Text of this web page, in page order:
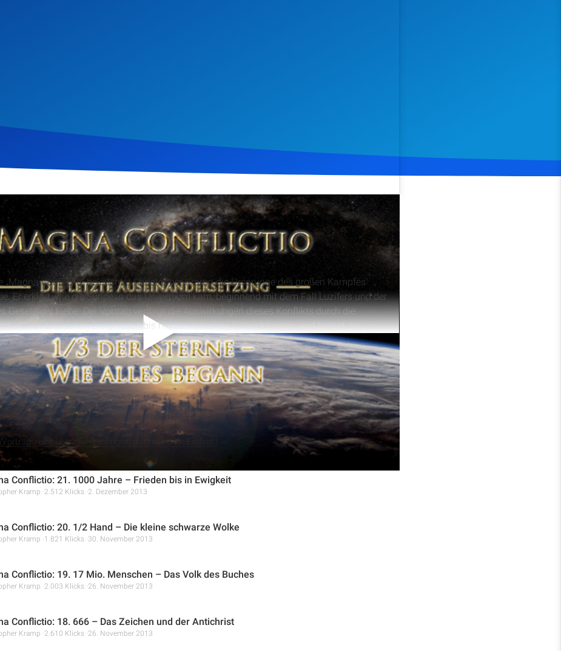
November 2013 1.342Klicks Download Teilen
„Magna Conflictio“ beleuchtet Christopher Kramp die Ursprünge des großen Kampfes
Er erklärt, wie die Sünde in das Universum kam, beginnend mit dem Fall Luzifers und der
Gesetz der Liebe. Der Vortrag verfolgt die Auswirkungen dieses Konflikts durch die
von biblischen Ereignissen bis hin zu weltlichen Entwicklungen, und betont die
Gesetz und der Erlösung durch Jesus Christus.
Conflictio“ mit Christopher Kramp wird die Ursprungsgeschichte des großen Kampfes
beleuchtet. Es wird erklärt, wie Sünde in das Universum kam, die Rolle Luzifers und die
für Himmel und Erde. Der Vortrag beleuchtet die göttliche Strategie, die Sünde zu
zu erlösen, und wie dies im Leben Jesu Christi gipfelte.
alles anzeigen
über die Kirchengeschichte und die Endzeit)
Conflictio: 21. 1000 Jahre – Frieden bis in Ewigkeit
Kramp 2.512 Klicks 2. Dezember 2013
Conflictio: 20. 1/2 Hand – Die kleine schwarze Wolke
Kramp 1.821 Klicks 30. November 2013
Conflictio: 19. 17 Mio. Menschen – Das Volk des Buches
Kramp 2.003 Klicks 26. November 2013
Conflictio: 18. 666 – Das Zeichen und der Antichrist
Kramp 2.610 Klicks 26. November 2013